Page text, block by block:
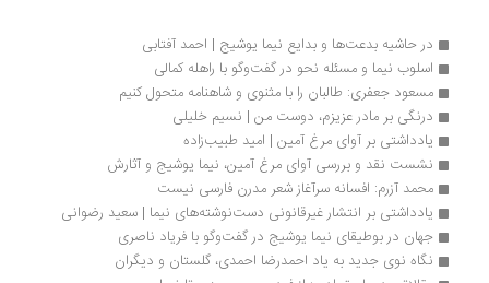
در حاشیه بدعت‌ها و بدایع نیما یوشیج | احمد آفتابی
اسلوب نیما و مسئله نحو در گفت‌وگو با راهله کمالی
مسعود جعفری: طالبان را با مثنوی و شاهنامه متحول کنیم
درنگی بر مادر عزیزم، دوست من | نسیم خلیلی
یادداشتی بر آوای مرغ آمین | امید طبیب‌زاده
نشست نقد و بررسی آوای مرغ آمین، نیما یوشیج و آثارش
محمد آزرم: افسانه سرآغاز شعر مدرن فارسی نیست
یادداشتی بر انتشار غیرقانونی دست‌نوشته‌های نیما | سعید رضوانی
جهان در بوطیقای نیما یوشیج در گفت‌وگو با فریاد ناصری
نگاه نوی جدید به یاد احمدرضا احمدی، گلستان و دیگران